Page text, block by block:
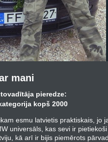
mani
pieredze:
kopš 2000
esmu latvietis praktiskais, jo
universāls, kas sevi ir
kā arī ir bijis piemērots